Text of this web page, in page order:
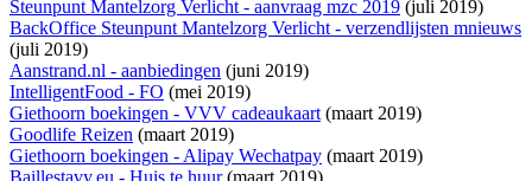
Steunpunt Mantelzorg Verlicht - aanvraag mzc 2019 (juli 2019)
BackOffice Steunpunt Mantelzorg Verlicht - verzendlijsten mnieuws
(juli 2019)
Aanstrand.nl - aanbiedingen (juni 2019)
IntelligentFood - FO (mei 2019)
Giethoorn boekingen - VVV cadeaukaart(maart 2019)
Goodlife Reizen (maart 2019)
Giethoorn boekingen - Alipay Wechatpay (maart 2019)